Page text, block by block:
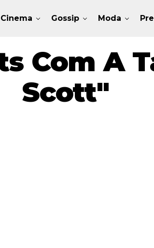
Cinema Gossip Moda
Com A
Scott"